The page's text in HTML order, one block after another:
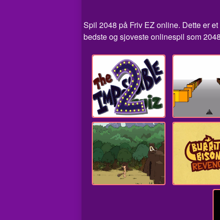
Spil 2048 på Friv EZ online. Dette er
bedste og sjoveste onlinespil som